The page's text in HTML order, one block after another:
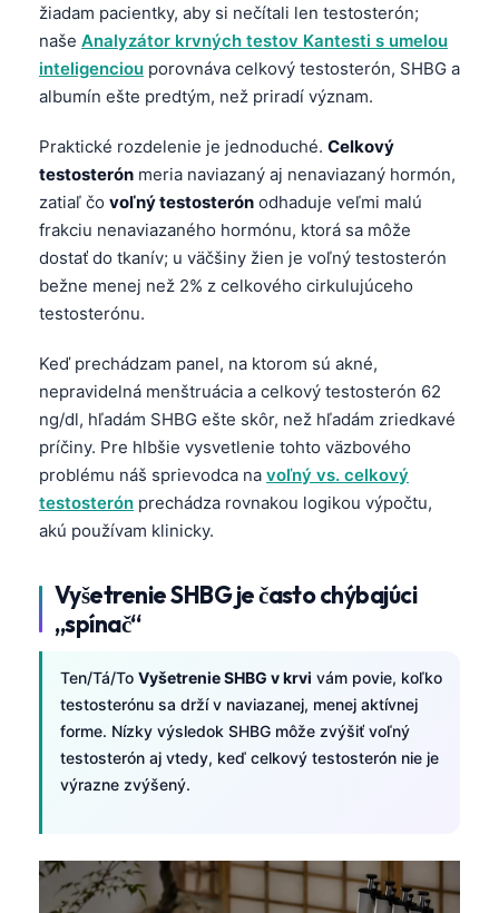
žiadam pacientky, aby si nečítali len testosterón;
naše Analyzátor krvných testov Kantesti s umelou
inteligenciou porovnáva celkový testosterón, SHBG a
albumín ešte predtým, než priradí význam.
Praktické rozdelenie je jednoduché. Celkový
testosterón meria naviazaný aj nenaviazaný hormón,
zatiaľ čo voľný testosterón odhaduje veľmi malú
frakciu nenaviazaného hormónu, ktorá sa môže
dostať do tkanív; u väčšiny žien je voľný testosterón
bežne menej než 2% z celkového cirkulujúceho
testosterónu.
Keď prechádzam panel, na ktorom sú akné,
nepravidelná menštruácia a celkový testosterón 62
ng/dl, hľadám SHBG ešte skôr, než hľadám zriedkavé
príčiny. Pre hlbšie vysvetlenie tohto väzbového
problému náš sprievodca na voľný vs. celkový
testosterón prechádza rovnakou logikou výpočtu,
akú používam klinicky.
Vyšetrenie SHBG je často chýbajúci
„spínač“
Ten/Tá/To Vyšetrenie SHBG v krvi vám povie, koľko
testosterónu sa drží v naviazanej, menej aktívnej
forme. Nízky výsledok SHBG môže zvýšiť voľný
testosterón aj vtedy, keď celkový testosterón nie je
výrazne zvýšený.